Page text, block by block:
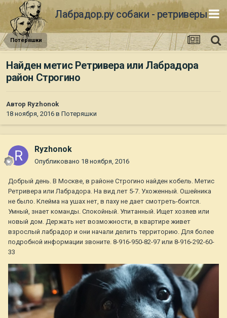
Лабрадор.ру собаки - ретриверы
Потеряшки
Найден метис Ретривера или Лабрадора
район Строгино
Автор Ryzhonok
18 ноября, 2016 в Потеряшки
Ryzhonok
Опубликовано 18 ноября, 2016
Добрый день. В Москве, в районе Строгино найден кобель. Метис
Ретривера или Лабрадора. На вид лет 5-7. Ухоженный. Ошейника
не было. Клейма на ушах нет, в паху не дает смотреть-боится.
Умный, знает команды. Спокойный. Упитанный. Ищет хозяев или
новый дом. Держать нет возможности, в квартире живет
взрослый лабрадор и они начали делить территорию. Для более
подробной информации звоните. 8-916-950-82-97 или 8-916-292-60-
33